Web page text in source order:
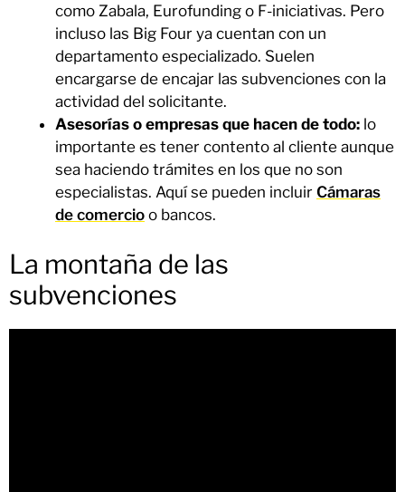
como Zabala, Eurofunding o F-iniciativas. Pero
incluso las Big Four ya cuentan con un
departamento especializado. Suelen
encargarse de encajar las subvenciones con la
actividad del solicitante.
Asesorías o empresas que hacen de todo: lo
importante es tener contento al cliente aunque
sea haciendo trámites en los que no son
especialistas. Aquí se pueden incluir Cámaras
de comercio o bancos.
La montaña de las
subvenciones